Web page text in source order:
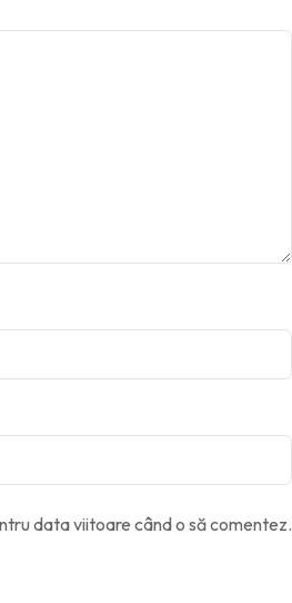
data viitoare când o să comentez.